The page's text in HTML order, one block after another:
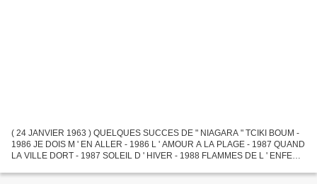
( 24 JANVIER 1963 ) QUELQUES SUCCES DE " NIAGARA " TCIKI BOUM -
1986 JE DOIS M ' EN ALLER - 1986 L ' AMOUR A LA PLAGE - 1987 QUAND
LA VILLE DORT - 1987 SOLEIL D ' HIVER - 1988 FLAMMES DE L ' ENFER -